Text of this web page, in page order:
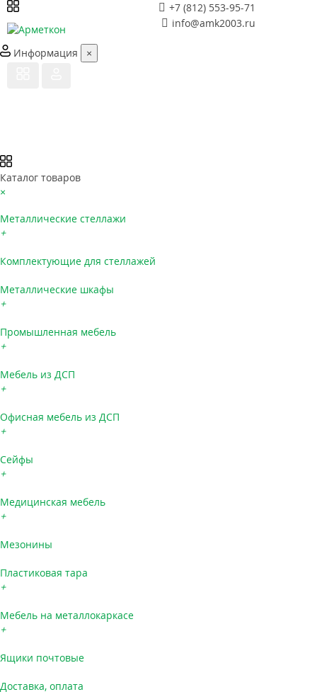
+7 (812) 553-95-71
info@amk2003.ru
Информация ×
Каталог товаров
×
Металлические стеллажи
+
Комплектующие для стеллажей
Металлические шкафы
+
Промышленная мебель
+
Мебель из ДСП
+
Офисная мебель из ДСП
+
Сейфы
+
Медицинская мебель
+
Мезонины
Пластиковая тара
+
Мебель на металлокаркасе
+
Ящики почтовые
Доставка, оплата